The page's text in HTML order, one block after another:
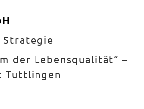
Strategie
der Lebensqualität“ –
Tuttlingen